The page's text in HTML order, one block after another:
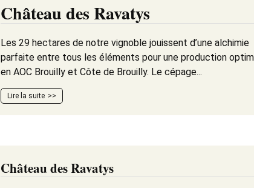
Château des Ravatys
Les 29 hectares de notre vignoble jouissent d’une alchimie
parfaite entre tous les éléments pour une production
en AOC Brouilly et Côte de Brouilly. Le cépage...
Lire la suite
Château des Ravatys